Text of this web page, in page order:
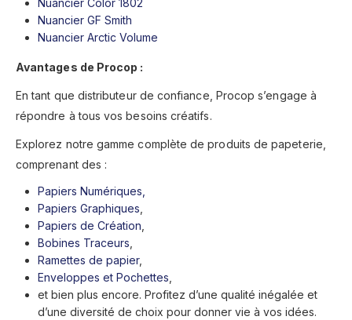
Nuancier Color 1802
Nuancier GF Smith
Nuancier Arctic Volume
Avantages de Procop :
En tant que distributeur de confiance, Procop s’engage à
répondre à tous vos besoins créatifs.
Explorez notre gamme complète de produits de papeterie,
comprenant des :
Papiers Numériques,
Papiers Graphiques
Papiers de Création
Bobines Traceurs
Ramettes de papier,
Enveloppes et Pochettes
et bien plus encore. Profitez d’une qualité inégalée et
d’une diversité de choix pour donner vie à vos idées.